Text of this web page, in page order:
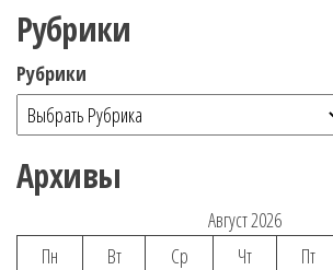
Рубрики
Рубрики
Архивы
Август 2026
Пн
Вт Ср Чт Пт